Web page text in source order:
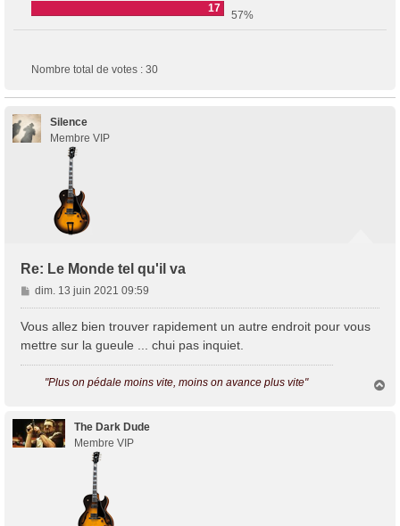
17
57%
Nombre total de votes : 30
Silence
Membre VIP
Re: Le Monde tel qu'il va
M
e
a
g
dim. 13 juin 2021 09:59
Vous allez bien trouver rapidement un autre endroit pour vous
mettre sur la gueule ... chui pas inquiet.
"Plus on pédale moins vite, moins on avance plus vite"
The Dark Dude
Membre VIP